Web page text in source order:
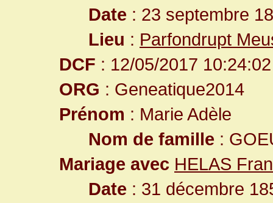
Date : 23 septembre
Lieu : Parfondrupt
DCF : 12/05/2017 10:24:02
ORG : Geneatique2014
Prénom : Marie Adèle
Nom de famille :
Mariage avec HELAS
Date : 31 décembre